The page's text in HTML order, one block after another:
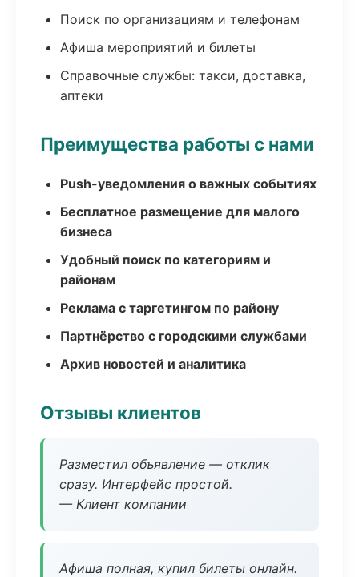
Поиск по организациям и телефонам
Афиша мероприятий и билеты
Справочные службы: такси, доставка,
аптеки
Преимущества работы с нами
Push-уведомления о важных событиях
Бесплатное размещение для малого
бизнеса
Удобный поиск по категориям и
районам
Реклама с таргетингом по району
Партнёрство с городскими службами
Архив новостей и аналитика
Отзывы клиентов
Разместил объявление — отклик
сразу. Интерфейс простой.
— Клиент компании
Афиша полная, купил билеты онлайн.